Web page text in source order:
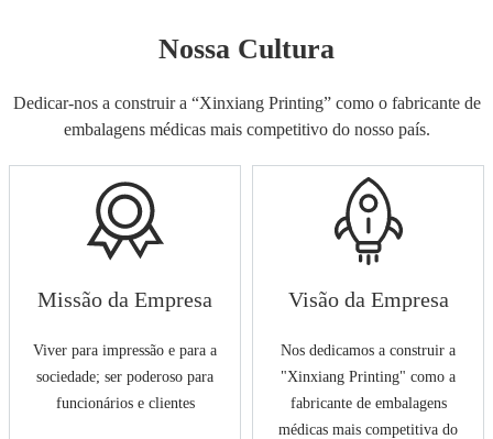
Nossa Cultura
Dedicar-nos a construir a “Xinxiang Printing” como o fabricante de
embalagens médicas mais competitivo do nosso país.
Missão da Empresa
Viver para impressão e para a
sociedade; ser poderoso para
funcionários e clientes
Visão da Empresa
Nos dedicamos a construir a
"Xinxiang Printing" como a
fabricante de embalagens
médicas mais competitiva do